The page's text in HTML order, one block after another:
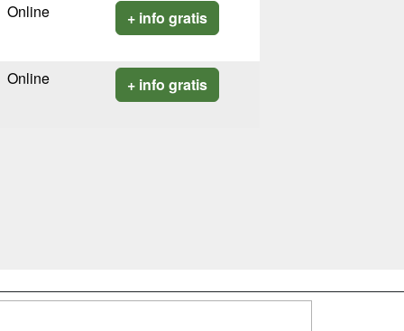
Online + info gratis
Online + info gratis